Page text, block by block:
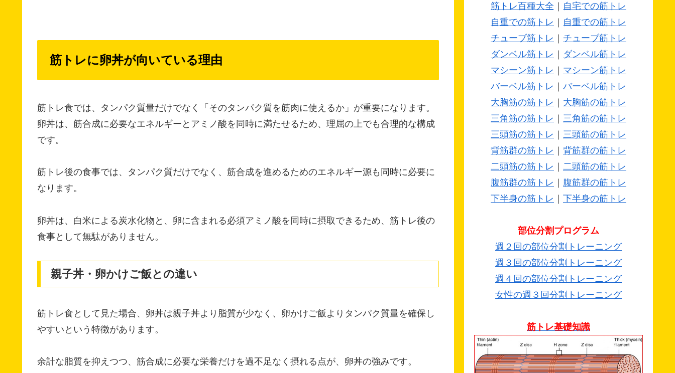
筋トレに卵丼が向いている理由
筋トレ食では、タンパク質量だけでなく「そのタンパク質を筋肉に使えるか」が重要になります。
卵丼は、筋合成に必要なエネルギーとアミノ酸を同時に満たせるため、理屈の上でも合理的な構成
です。
筋トレ後の食事では、タンパク質だけでなく、筋合成を進めるためのエネルギー源も同時に必要に
なります。
卵丼は、白米による炭水化物と、卵に含まれる必須アミノ酸を同時に摂取できるため、筋トレ後の
食事として無駄がありません。
親子丼・卵かけご飯との違い
筋トレ食として見た場合、卵丼は親子丼より脂質が少なく、卵かけご飯よりタンパク質量を確保し
やすいという特徴があります。
余計な脂質を抑えつつ、筋合成に必要な栄養だけを過不足なく摂れる点が、卵丼の強みです。
筋トレ百種大全 ｜ 自宅での筋トレ
自重での筋トレ ｜ 自重での筋トレ
チューブ筋トレ ｜ チューブ筋トレ
ダンベル筋トレ ｜ ダンベル筋トレ
マシーン筋トレ ｜ マシーン筋トレ
バーベル筋トレ ｜ バーベル筋トレ
大胸筋の筋トレ ｜ 大胸筋の筋トレ
三角筋の筋トレ ｜ 三角筋の筋トレ
三頭筋の筋トレ ｜ 三頭筋の筋トレ
背筋群の筋トレ ｜ 背筋群の筋トレ
二頭筋の筋トレ ｜ 二頭筋の筋トレ
腹筋群の筋トレ ｜ 腹筋群の筋トレ
下半身の筋トレ ｜ 下半身の筋トレ
部位分割プログラム
週２回の部位分割トレーニング
週３回の部位分割トレーニング
週４回の部位分割トレーニング
女性の週３回分割トレーニング
筋トレ基礎知識